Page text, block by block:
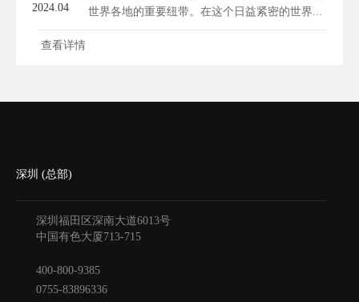
2024.04
世界各地的重要纽带。在这个日益紧密的世界...
查看详情
深圳 (总部)
深圳福田区深南大道6013号
中国有色大厦713-715
400-800-9385
0755-83896336